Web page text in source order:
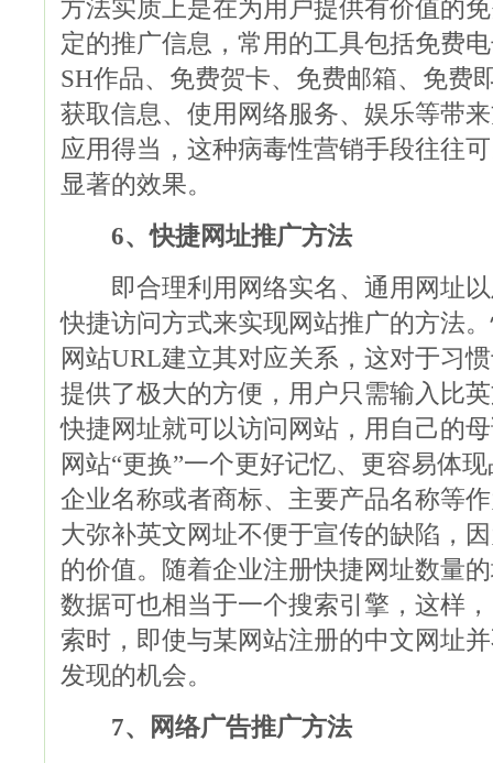
方法实质上是在为用户提供有价值的
定的推广信息，常用的工具包括免费
SH作品、免费贺卡、免费邮箱、免费
获取信息、使用网络服务、娱乐等带
应用得当，这种病毒性营销手段往往
显著的效果。
6、快捷网址推广方法
即合理利用网络实名、通用网址以
快捷访问方式来实现网站推广的方法
网站URL建立其对应关系，这对于习
提供了极大的方便，用户只需输入比
快捷网址就可以访问网站，用自己的
网站“更换”一个更好记忆、更容易体
企业名称或者商标、主要产品名称等
大弥补英文网址不便于宣传的缺陷，
的价值。随着企业注册快捷网址数量
数据可也相当于一个搜索引擎，这样
索时，即使与某网站注册的中文网址
发现的机会。
7、网络广告推广方法